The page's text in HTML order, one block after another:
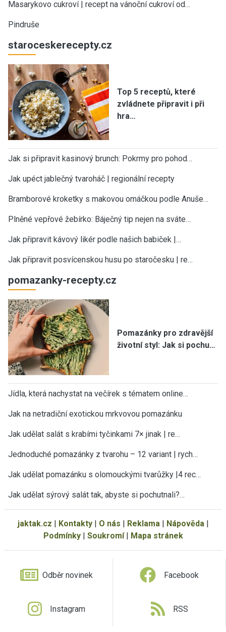
Masarykovo cukroví | recept na vánoční cukroví od…
Pindruše
staroceskerecepty.cz
Top 5 receptů, které
zvládnete připravit i při
hra…
Jak si připravit kasinový brunch: Pokrmy pro pohod…
Jak upéct jablečný tvaroháč | regionální recepty
Bramborové kroketky s makovou omáčkou podle Anuše…
Plněné vepřové žebírko: Báječný tip nejen na sváte…
Jak připravit kávový likér podle našich babiček |…
Jak připravit posvícenskou husu po staročesku | re…
pomazanky-recepty.cz
Pomazánky pro zdravější
životní styl: Jak si pochu…
Jídla, která nachystat na večírek s tématem online…
Jak na netradiční exotickou mrkvovou pomazánku
Jak udělat salát s krabími tyčinkami 7× jinak | re…
Jednoduché pomazánky z tvarohu – 12 variant | rych…
Jak udělat pomazánku s olomouckými tvarůžky |4 rec…
Jak udělat sýrový salát tak, abyste si pochutnali?…
jaktak.cz | Kontakty| O nás | Reklama| Nápověda|
Podmínky| Soukromí| Mapa stránek
Odběr novinek Facebook
Instagram RSS